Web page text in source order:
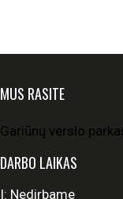
MUS RASITE
Gariūnų verslo
DARBO LAIKAS
I: Nedirbame